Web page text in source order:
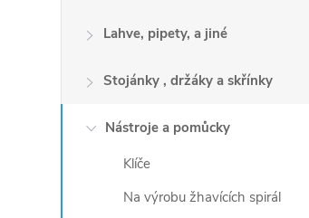
Lahve, pipety, a jiné
Stojánky , držáky a skřínky
Nástroje a pomůcky
Klíče
Na výrobu žhavících spirál